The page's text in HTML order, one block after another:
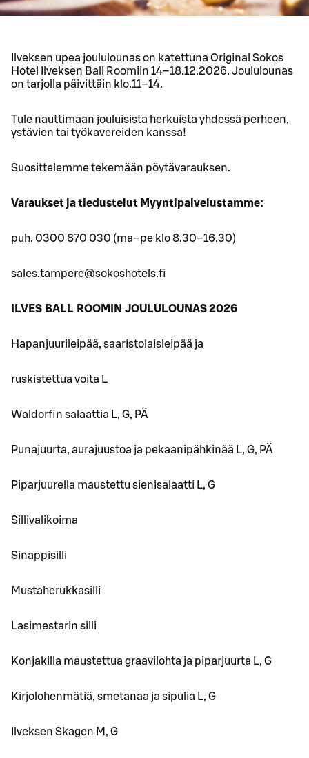
Ilveksen upea joululounas on katettuna Original Sokos
Hotel Ilveksen Ball Roomiin 14–18.12.2026. Joululounas
on tarjolla päivittäin klo.11–14.
Tule nauttimaan jouluisista herkuista yhdessä perheen,
ystävien tai työkavereiden kanssa!
Suosittelemme tekemään pöytävarauksen.
Varaukset ja tiedustelut Myyntipalvelustamme:
puh. 0300 870 030 (ma–pe klo 8.30–16.30)
sales.tampere@sokoshotels.fi
ILVES BALL ROOMIN JOULULOUNAS 2026
Hapanjuurileipää, saaristolaisleipää ja
ruskistettua voita L
Waldorfin salaattia L, G, PÄ
Punajuurta, aurajuustoa ja pekaanipähkinää L, G, PÄ
Piparjuurella maustettu sienisalaatti L, G
Sillivalikoima
Sinappisilli
Mustaherukkasilli
Lasimestarin silli
Konjakilla maustettua graavilohta ja piparjuurta L, G
Kirjolohenmätiä, smetanaa ja sipulia L, G
Ilveksen Skagen M, G